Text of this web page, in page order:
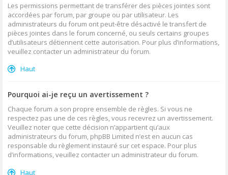
Les permissions permettant de transférer des pièces jointes sont
accordées par forum, par groupe ou par utilisateur. Les
administrateurs du forum ont peut-être désactivé le transfert de
pièces jointes dans le forum concerné, ou seuls certains groupes
d’utilisateurs détiennent cette autorisation. Pour plus d’informations,
veuillez contacter un administrateur du forum.
Haut
Pourquoi ai-je reçu un avertissement ?
Chaque forum a son propre ensemble de règles. Si vous ne
respectez pas une de ces règles, vous recevrez un avertissement.
Veuillez noter que cette décision n’appartient qu’aux
administrateurs du forum, phpBB Limited n’est en aucun cas
responsable du règlement instauré sur cet espace. Pour plus
d’informations, veuillez contacter un administrateur du forum.
Haut